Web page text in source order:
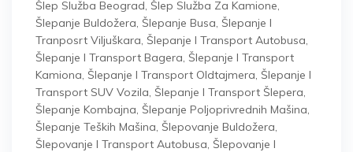
Šlep Služba Beograd, Šlep Služba Za Kamione,
Šlepanje Buldožera, Šlepanje Busa, Šlepanje I
Tranposrt Viljuškara, Šlepanje I Transport Autobusa,
Šlepanje I Transport Bagera, Šlepanje I Transport
Kamiona, Šlepanje I Transport Oldtajmera, Šlepanje I
Transport SUV Vozila, Šlepanje I Transport Šlepera,
Šlepanje Kombajna, Šlepanje Poljoprivrednih Mašina,
Šlepanje Teških Mašina, Šlepovanje Buldožera,
Šlepovanje I Transport Autobusa, Šlepovanje I